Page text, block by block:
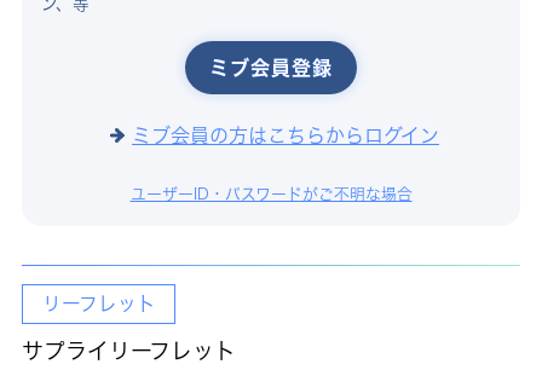
ミブ会員登録
ミブ会員の方はこちらからログイン
ユーザーID・パスワードがご不明な場合
リーフレット
サプライリーフレット